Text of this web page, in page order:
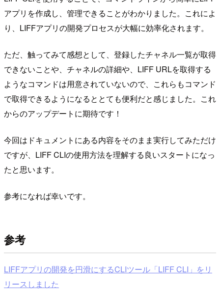
アプリを作成し、管理できることがわかりました。これによ
り、LIFFアプリの開発プロセスが大幅に効率化されます。
ただ、触ってみて感想として、登録したチャネル一覧が取得
できないことや、チャネルの詳細や、LIFF URLを取得する
ようなコマンドは用意されていないので、これらもコマンド
で取得できるようになるととても便利だと感じました。これ
からのアップデートに期待です！
今回はドキュメントにある内容をそのまま実行してみただけ
ですが、LIFF CLIの使用方法を理解する良いスタートになっ
たと思います。
参考になれば幸いです。
参考
LIFFアプリの開発を円滑にするCLIツール「LIFF CLI」をリ
リースしました